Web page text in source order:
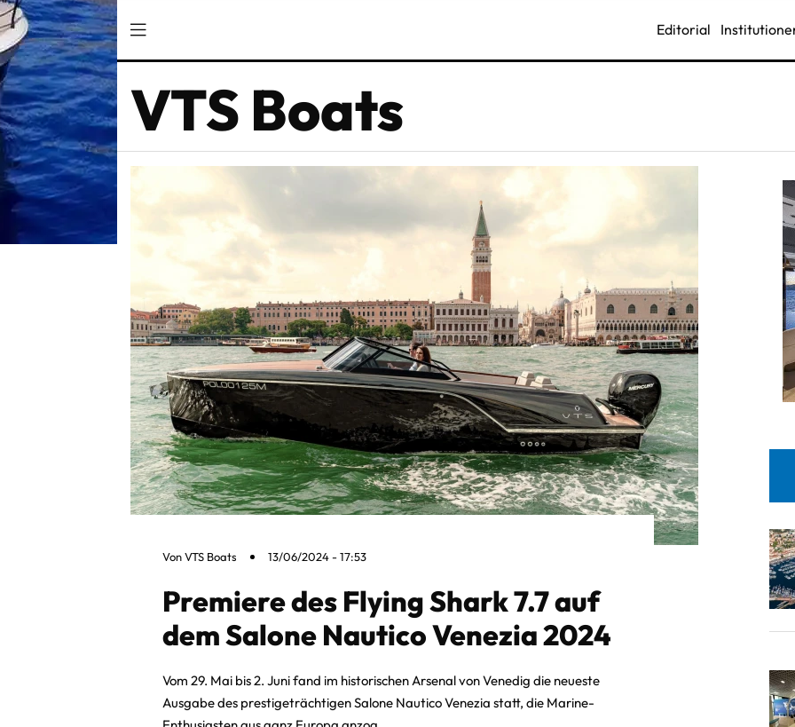
Editorial
VTS Boats
VonVTS Boats 13/06/2024 - 17:53
Premiere des Flying Shark 7.7 auf
dem Salone Nautico Venezia 2024
Vom 29. Mai bis 2. Juni fand im historischen Arsenal von Venedig die neueste
Ausgabe des prestigeträchtigen Salone Nautico Venezia statt, die Marine-